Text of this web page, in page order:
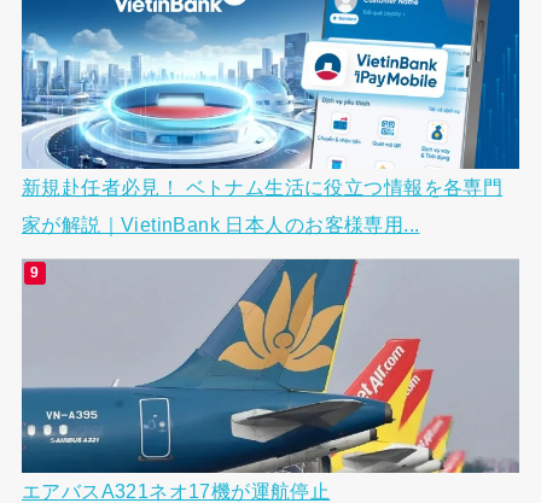
新規赴任者必見！ ベトナム生活に役立つ情報を各専門
家が解説｜VietinBank 日本人のお客様専用...
エアバスA321ネオ17機が運航停止